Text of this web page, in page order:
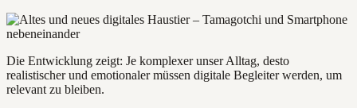
Die Entwicklung zeigt: Je komplexer unser Alltag, desto
realistischer und emotionaler müssen digitale Begleiter werden, um
relevant zu bleiben.